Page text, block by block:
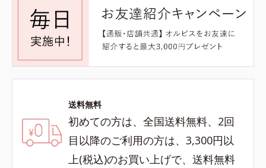
送料無料
初めての方は、全国送料無料、2回
目以降のご利用の方は、3,300円以
上(税込)のお買い上げで、送料無料